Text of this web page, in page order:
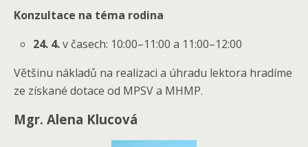
Konzultace na téma rodina
24. 4.v časech: 10:00–11:00 a 11:00–12:00
Většinu nákladů na realizaci a úhradu lektora hradíme
ze získané dotace od MPSV a MHMP.
Mgr. Alena Klucová